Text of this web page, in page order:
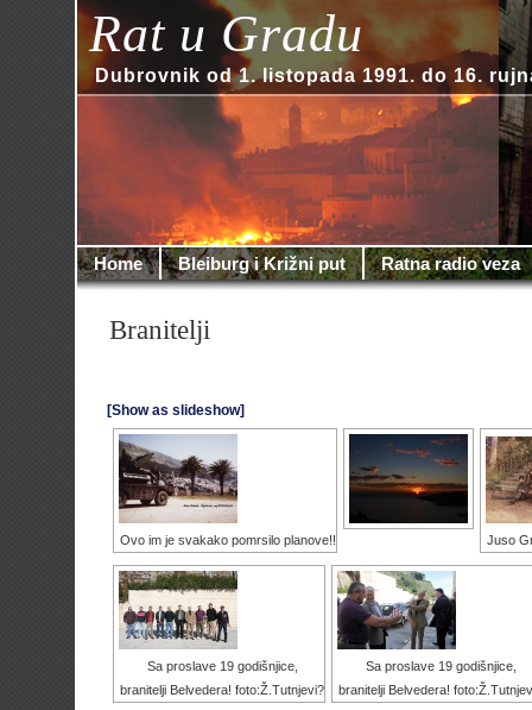
Rat u Gradu
Dubrovnik od 1. listopada 1991. do 16.
Home Bleiburg i Križni put Ratna radio veza
Branitelji
[Show as slideshow]
Ovo im je svakako pomrsilo planove!! Juso
Sa proslave 19 godišnjice,
branitelji Belvedera! foto:Ž.Tutnjevi?
Sa proslave 19 godišnjice,
branitelji Belvedera!